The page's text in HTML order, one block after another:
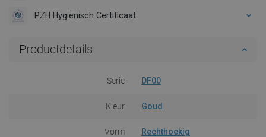
PZH Hygiënisch Certificaat
Productdetails
Serie DF00
Kleur Goud
Vorm Rechthoekig